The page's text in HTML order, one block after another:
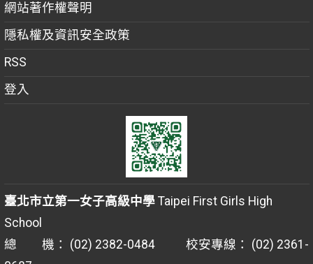
網站著作權聲明
隱私權及資訊安全政策
RSS
登入
臺北市立第一女子高級中學Taipei First Girls High
School
總 機： (02) 2382-0484 校安專線： (02) 2361-